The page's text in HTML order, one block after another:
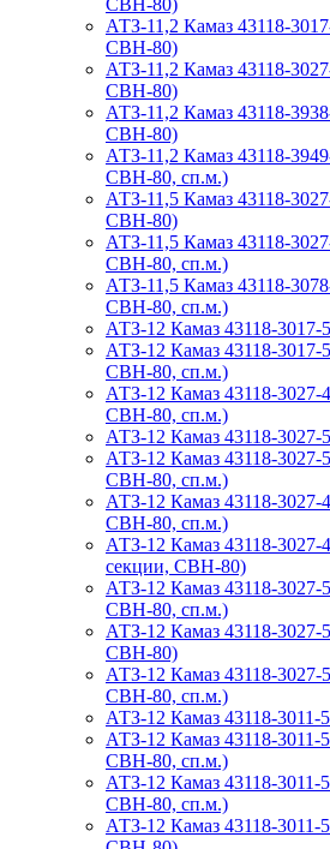
СВН-80)
АТЗ-11,2 Камаз 43118-
СВН-80)
АТЗ-11,2 Камаз 43118-
СВН-80)
АТЗ-11,2 Камаз 43118-
СВН-80)
АТЗ-11,2 Камаз 43118-
СВН-80, сп.м.)
АТЗ-11,5 Камаз 43118-
СВН-80)
АТЗ-11,5 Камаз 43118-
СВН-80, сп.м.)
АТЗ-11,5 Камаз 43118-
СВН-80, сп.м.)
АТЗ-12 Камаз 43118-
АТЗ-12 Камаз 43118-3017-
СВН-80, сп.м.)
АТЗ-12 Камаз 43118-3027-
СВН-80, сп.м.)
АТЗ-12 Камаз 43118-
АТЗ-12 Камаз 43118-3027-
СВН-80, сп.м.)
АТЗ-12 Камаз 43118-3027-
СВН-80, сп.м.)
АТЗ-12 Камаз 43118-3027-
секции, СВН-80)
АТЗ-12 Камаз 43118-3027-
СВН-80, сп.м.)
АТЗ-12 Камаз 43118-3027-
СВН-80)
АТЗ-12 Камаз 43118-3027-
СВН-80, сп.м.)
АТЗ-12 Камаз 43118-
АТЗ-12 Камаз 43118-3011-
СВН-80, сп.м.)
АТЗ-12 Камаз 43118-3011-
СВН-80, сп.м.)
АТЗ-12 Камаз 43118-3011-